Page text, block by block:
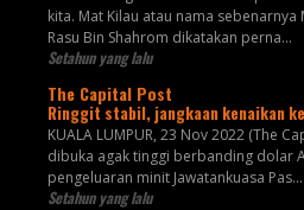
kita. Mat Kilau atau nama sebenarnya
Rasu Bin Shahrom dikatakan perna...
Setahun yang lalu
The Capital Post
Ringgit stabil, jangkaan kenaikan
KUALA LUMPUR, 23 Nov 2022 (The
dibuka agak tinggi berbanding dolar
pengeluaran minit Jawatankuasa Pas...
Setahun yang lalu